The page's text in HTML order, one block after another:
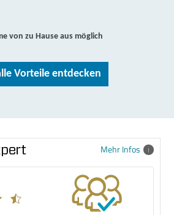
von zu Hause aus möglich
Vorteile entdecken
Mehr Infos